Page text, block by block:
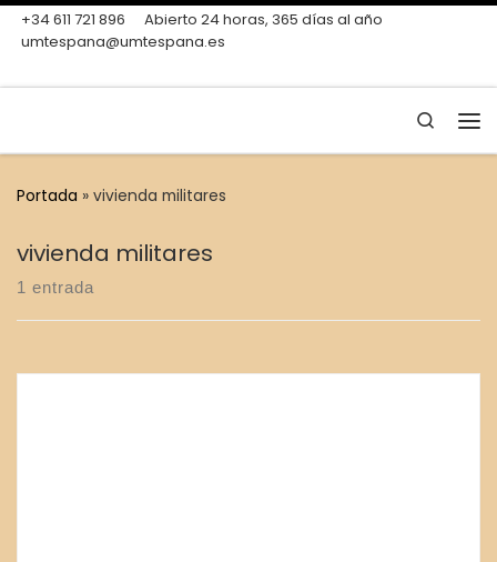
Skip to content
+34 611 721 896
Abierto 24 horas, 365 días al año
umtespana@umtespana.es
Search
Portada » vivienda militares
vivienda militares
1 entrada